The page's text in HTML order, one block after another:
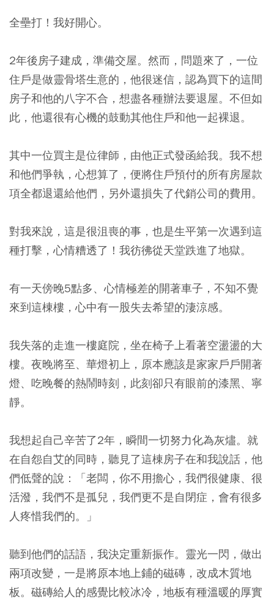
全壘打！我好開心。
2年後房子建成，準備交屋。然而，問題來了，一位
住戶是做靈骨塔生意的，他很迷信，認為買下的這間
房子和他的八字不合，想盡各種辦法要退屋。不但如
此，他還很有心機的鼓動其他住戶和他一起裸退。
其中一位買主是位律師，由他正式發函給我。我不想
和他們爭執，心想算了，便將住戶預付的所有房屋款
項全都退還給他們，另外還損失了代銷公司的費用。
對我來說，這是很沮喪的事，也是生平第一次遇到這
種打擊，心情糟透了！我彷彿從天堂跌進了地獄。
有一天傍晚5點多、心情極差的開著車子，不知不覺
來到這棟樓，心中有一股失去希望的淒涼感。
我失落的走進一樓庭院，坐在椅子上看著空盪盪的大
樓。夜晚將至、華燈初上，原本應該是家家戶戶開著
燈、吃晚餐的熱鬧時刻，此刻卻只有眼前的漆黑、寧
靜。
我想起自己辛苦了2年，瞬間一切努力化為灰燼。就
在自怨自艾的同時，聽見了這棟房子在和我說話，他
們低聲的說：「老闆，你不用擔心，我們很健康、很
活潑，我們不是孤兒，我們更不是自閉症，會有很多
人疼惜我們的。」
聽到他們的話語，我決定重新振作。靈光一閃，做出
兩項改變，一是將原本地上鋪的磁磚，改成木質地
板。磁磚給人的感覺比較冰冷，地板有種溫暖的厚實